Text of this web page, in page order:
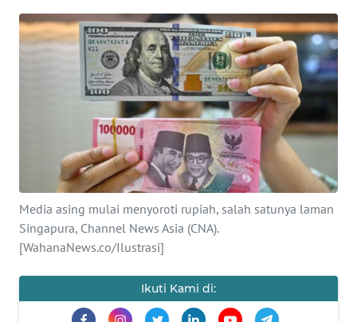
Media asing mulai menyoroti rupiah, salah satunya laman
Singapura, Channel News Asia (CNA).
[WahanaNews.co/Ilustrasi]
Ikuti Kami di:
EKUIN
SAINS-TEKNO
KESEHATAN
INTERNASIONAL
SERBA-SERBI
PENDIDIKAN